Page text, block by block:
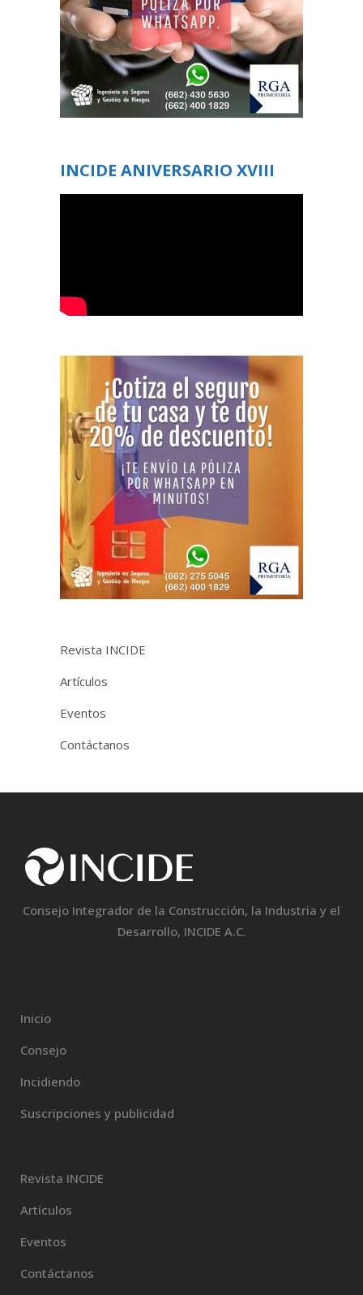
INCIDE ANIVERSARIO XVIII
Revista INCIDE
Artículos
Eventos
Contáctanos
Consejo Integrador de la Construcción, la Industria y el
Desarrollo, INCIDE A.C.
Inicio
Consejo
Incidiendo
Suscripciones y publicidad
Revista INCIDE
Artículos
Eventos
Contáctanos